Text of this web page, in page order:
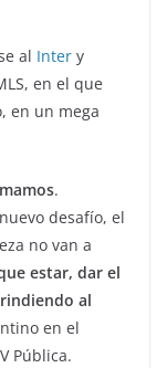
al Inter y
en el que
en un mega
.
desafío, el
no van a
estar, dar el
al
en el
Pública.